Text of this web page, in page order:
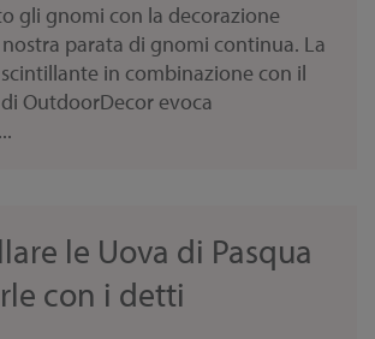
gli gnomi con la decorazione
parata di gnomi continua. La
in combinazione con il
OutdoorDecor evoca
le Uova di Pasqua
con i detti